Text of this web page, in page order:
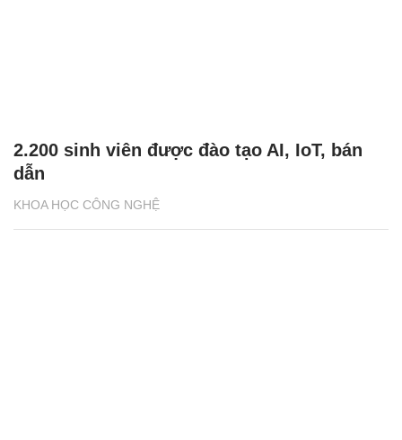
KHOA HỌC CÔNG NGHỆ
2.200 sinh viên được đào tạo AI, IoT, bán
dẫn